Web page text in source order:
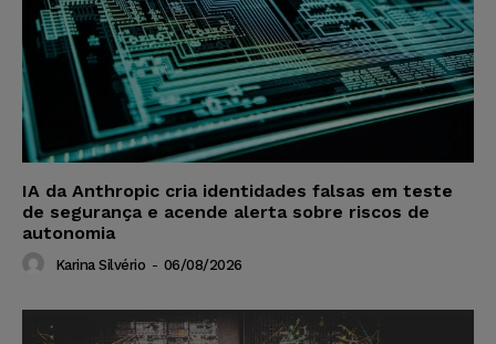
IA da Anthropic cria identidades falsas em teste
de segurança e acende alerta sobre riscos de
autonomia
Karina Silvério - 06/08/2026